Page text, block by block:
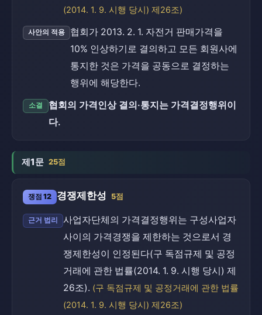
(2014. 1. 9. 시행 당시) 제26조)
사안의 적용
협회가 2013. 2. 1. 자전거 판매가격을
10% 인상하기로 결의하고 모든 회원사에
통지한 것은 가격을 공동으로 결정하는
행위에 해당한다.
소결
협회의 가격인상 결의·통지는 가격결정행위이
다.
제1문 25점
쟁점 12 경쟁제한성 5점
근거 법리
사업자단체의 가격결정행위는 구성사업자
사이의 가격경쟁을 제한하는 것으로서 경
쟁제한성이 인정된다(구 독점규제 및 공정
거래에 관한 법률(2014. 1. 9. 시행 당시) 제
26조). (구 독점규제 및 공정거래에 관한 법률
(2014. 1. 9. 시행 당시) 제26조)